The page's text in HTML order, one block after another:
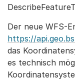
Der neue WFS-
https://
das
es technisch